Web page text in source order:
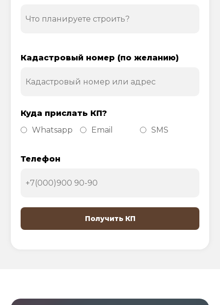
Кадастровый номер (по желанию)
Куда прислать КП?
Whatsapp
Email SMS
Телефон